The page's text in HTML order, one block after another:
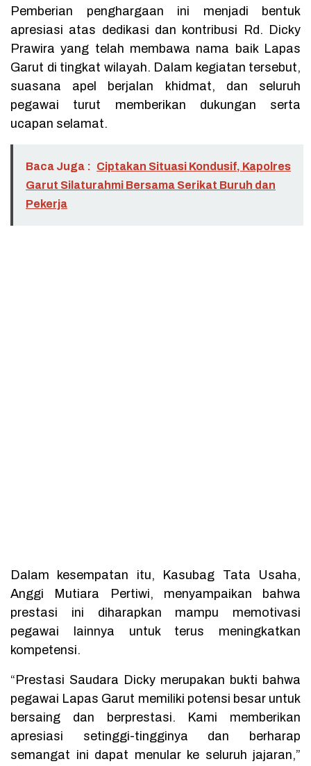
Pemberian penghargaan ini menjadi bentuk
apresiasi atas dedikasi dan kontribusi Rd. Dicky
Prawira yang telah membawa nama baik Lapas
Garut di tingkat wilayah. Dalam kegiatan tersebut,
suasana apel berjalan khidmat, dan seluruh
pegawai turut memberikan dukungan serta
ucapan selamat.
Baca Juga : Ciptakan Situasi Kondusif, Kapolres
Garut Silaturahmi Bersama Serikat Buruh dan
Pekerja
Dalam kesempatan itu, Kasubag Tata Usaha,
Anggi Mutiara Pertiwi, menyampaikan bahwa
prestasi ini diharapkan mampu memotivasi
pegawai lainnya untuk terus meningkatkan
kompetensi.
“Prestasi Saudara Dicky merupakan bukti bahwa
pegawai Lapas Garut memiliki potensi besar untuk
bersaing dan berprestasi. Kami memberikan
apresiasi setinggi-tingginya dan berharap
semangat ini dapat menular ke seluruh jajaran,”